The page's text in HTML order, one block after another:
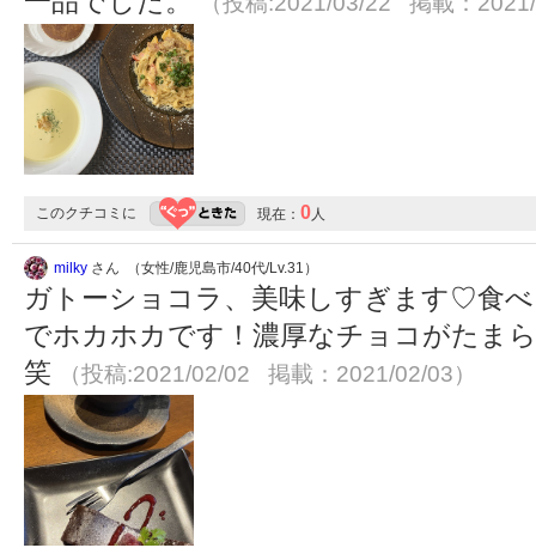
このクチコミに 現在： 0人
milky さん （女性/鹿児島市/40代/Lv.31）
ガトーショコラ、美味しすぎます♡食
でホカホカです！濃厚なチョコがたま
笑
（投稿:2021/02/02 掲載：2021/02/03）